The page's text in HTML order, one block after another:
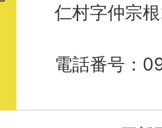
仁村字仲宗
電話番号：